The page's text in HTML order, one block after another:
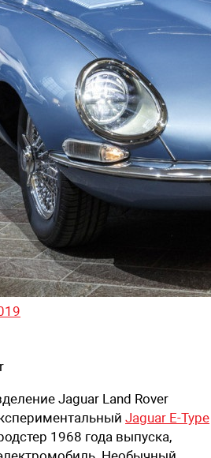
Jaguar Land Rover
Jaguar E-Type
1968 года выпуска,